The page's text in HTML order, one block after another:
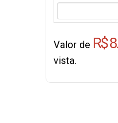
Valor de R$
vista.